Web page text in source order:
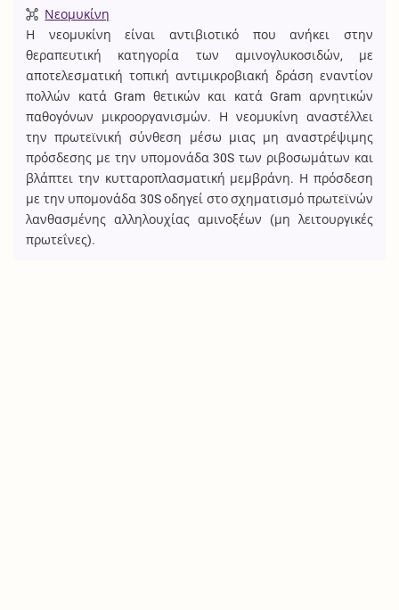
Νεομυκίνη
Η νεομυκίνη είναι αντιβιοτικό που ανήκει στην
θεραπευτική κατηγορία των αμινογλυκοσιδών, με
αποτελεσματική τοπική αντιμικροβιακή δράση εναντίον
πολλών κατά Gram θετικών και κατά Gram αρνητικών
παθογόνων μικροοργανισμών. Η νεομυκίνη αναστέλλει
την πρωτεϊνική σύνθεση μέσω μιας μη αναστρέψιμης
πρόσδεσης με την υπομονάδα 30S των ριβοσωμάτων και
βλάπτει την κυτταροπλασματική μεμβράνη. Η πρόσδεση
με την υπομονάδα 30S οδηγεί στο σχηματισμό πρωτεϊνών
λανθασμένης αλληλουχίας αμινοξέων (μη λειτουργικές
πρωτεΐνες).